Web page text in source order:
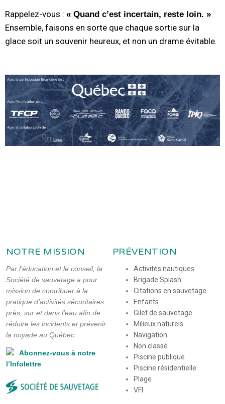
Rappelez-vous : « Quand c’est incertain, reste loin. »
Ensemble, faisons en sorte que chaque sortie sur la
glace soit un souvenir heureux, et non un drame évitable.
NOTRE MISSION
Par l’éducation et le conseil, la
Société de sauvetage a pour
mission de contribuer à la
pratique d’activités sécuritaires
près, sur et dans l’eau afin de
réduire les incidents et prévenir
la noyade au Québec.
Abonnez-vous à notre
l’Infolettre
PRÉVENTION
Activités nautiques
Brigade Splash
Citations en sauvetage
Enfants
Gilet de sauvetage
Milieux naturels
Navigation
Non classé
Piscine publique
Piscine résidentielle
Plage
VFI